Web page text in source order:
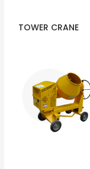
TOWER CRANE